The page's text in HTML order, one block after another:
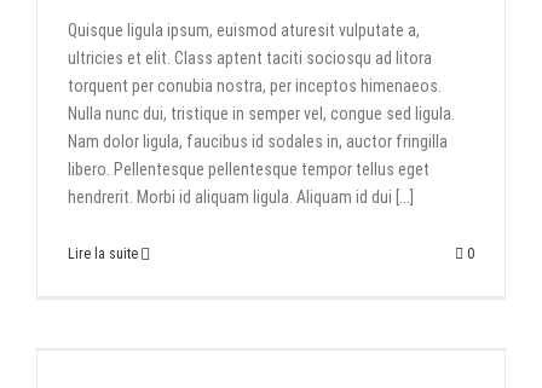
Quisque ligula ipsum, euismod aturesit vulputate a,
ultricies et elit. Class aptent taciti sociosqu ad litora
torquent per conubia nostra, per inceptos himenaeos.
Nulla nunc dui, tristique in semper vel, congue sed ligula.
Nam dolor ligula, faucibus id sodales in, auctor fringilla
libero. Pellentesque pellentesque tempor tellus eget
hendrerit. Morbi id aliquam ligula. Aliquam id dui [...]
Lire la suite 0